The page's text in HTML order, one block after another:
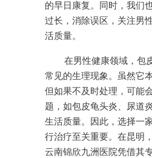
的早日康复。同时，我们
过长，消除误区，关注男
活质量。
在男性健康领域，包
常见的生理现象。虽然它
但如果不及时处理，可能
题，如包皮龟头炎、尿道
生活质量。因此，选择一
行治疗至关重要。在昆明
云南锦欣九洲医院凭借其